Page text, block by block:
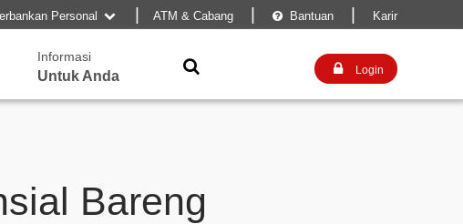
Personal  |ATM & Cabang  Bantuan Karir
Informasi
Untuk Anda
  Login
Bareng